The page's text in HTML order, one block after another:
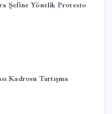
Şefine Yönelik Protesto
Kadrosu Tartışma